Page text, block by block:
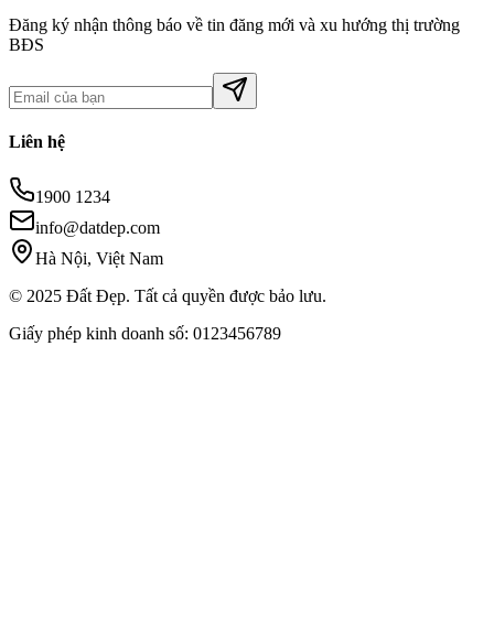
Đăng ký nhận thông báo về tin đăng mới và xu hướng thị trường
BĐS
Liên hệ
1900 1234
info@datdep.com
Hà Nội, Việt Nam
© 2025 Đất Đẹp. Tất cả quyền được bảo lưu.
Giấy phép kinh doanh số: 0123456789